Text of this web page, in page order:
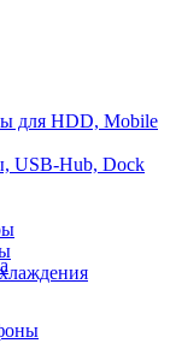
для HDD, Mobile
USB-Hub, Dock